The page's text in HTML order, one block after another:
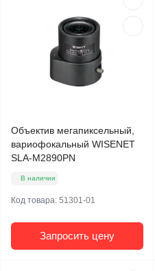
Объектив мегапиксельный,
вариофокальный WISENET
SLA-M2890PN
В наличии
Код товара: 51301-01
Запросить цену